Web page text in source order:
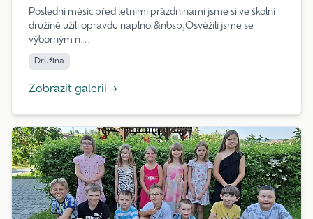
Poslední měsíc před letními prázdninami jsme si ve školní
družině užili opravdu naplno.&nbsp;Osvěžili jsme se
výborným n...
Družina
Zobrazit galerii →